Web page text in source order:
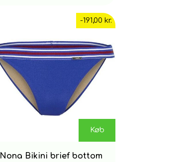
-191,00 kr.
Køb
Nona Bikini brief bottom